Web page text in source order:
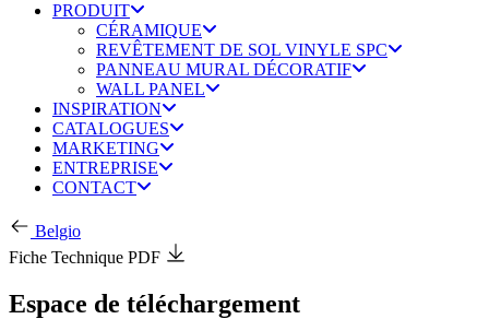
PRODUIT
CÉRAMIQUE
REVÊTEMENT DE SOL VINYLE SPC
PANNEAU MURAL DÉCORATIF
WALL PANEL
INSPIRATION
CATALOGUES
MARKETING
ENTREPRISE
CONTACT
Belgio
Fiche Technique PDF
Espace de téléchargement